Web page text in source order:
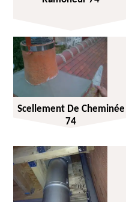
Scellement De Cheminée
74